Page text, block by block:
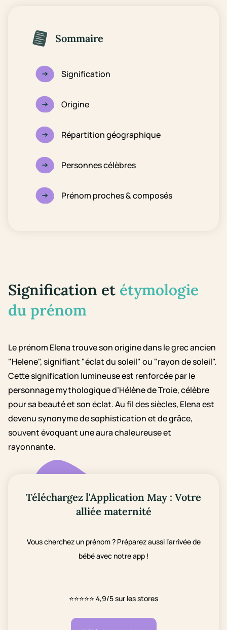
Sommaire
Signification
Origine
Répartition géographique
Personnes célèbres
Prénom proches & composés
Signification et étymologie
du prénom
Le prénom Elena trouve son origine dans le grec ancien
"Helene", signifiant "éclat du soleil" ou "rayon de soleil".
Cette signification lumineuse est renforcée par le
personnage mythologique d’Hélène de Troie, célèbre
pour sa beauté et son éclat. Au fil des siècles, Elena est
devenu synonyme de sophistication et de grâce,
souvent évoquant une aura chaleureuse et
rayonnante.
Téléchargez l'Application May : Votre
alliée maternité
Vous cherchez un prénom ? Préparez aussi l’arrivée de
bébé avec notre app !
⭐⭐⭐⭐⭐ 4,9/5 sur les stores